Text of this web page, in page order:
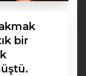
bir